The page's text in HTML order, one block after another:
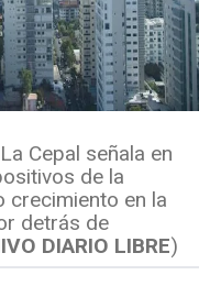
Cepal señala en
de la
crecimiento en la
detrás de
DIARIO LIBRE)